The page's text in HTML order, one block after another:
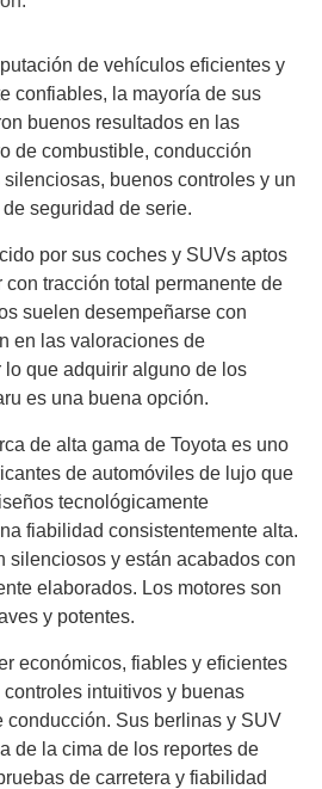
de vehículos eficientes y
confiables, la mayoría de sus
buenos resultados en las
de combustible, conducción
buenos controles y un
seguridad de serie.
por sus coches y SUVs aptos
con tracción total permanente de
suelen desempeñarse con
en las valoraciones de
que adquirir alguno de los
es una buena opción.
de alta gama de Toyota es uno
de automóviles de lujo que
tecnológicamente
fiabilidad consistentemente alta.
silenciosos y están acabados con
elaborados. Los motores son
y potentes.
económicos, fiables y eficientes
intuitivos y buenas
conducción. Sus berlinas y SUV
de la cima de los reportes de
de carretera y fiabilidad